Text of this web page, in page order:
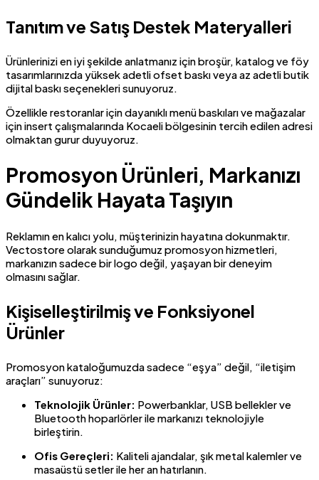
Tanıtım ve Satış Destek Materyalleri
Ürünlerinizi en iyi şekilde anlatmanız için broşür, katalog ve föy
tasarımlarınızda yüksek adetli ofset baskı veya az adetli butik
dijital baskı seçenekleri sunuyoruz.
Özellikle restoranlar için dayanıklı menü baskıları ve mağazalar
için insert çalışmalarında Kocaeli bölgesinin tercih edilen adresi
olmaktan gurur duyuyoruz.
Promosyon Ürünleri, Markanızı
Gündelik Hayata Taşıyın
Reklamın en kalıcı yolu, müşterinizin hayatına dokunmaktır.
Vectostore olarak sunduğumuz promosyon hizmetleri,
markanızın sadece bir logo değil, yaşayan bir deneyim
olmasını sağlar.
Kişiselleştirilmiş ve Fonksiyonel
Ürünler
Promosyon kataloğumuzda sadece “eşya” değil, “iletişim
araçları” sunuyoruz:
Teknolojik Ürünler: Powerbanklar, USB bellekler ve
Bluetooth hoparlörler ile markanızı teknolojiyle
birleştirin.
Ofis Gereçleri: Kaliteli ajandalar, şık metal kalemler ve
masaüstü setler ile her an hatırlanın.